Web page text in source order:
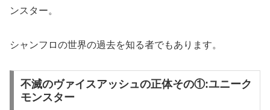
ンスター。
シャンフロの世界の過去を知る者でもあります。
不滅のヴァイスアッシュの正体その①:ユニーク
モンスター